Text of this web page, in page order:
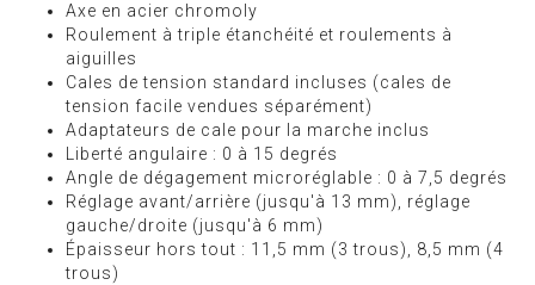
Axe en acier chromoly
Roulement à triple étanchéité et roulements à
aiguilles
Cales de tension standard incluses (cales de
tension facile vendues séparément)
Adaptateurs de cale pour la marche inclus
Liberté angulaire : 0 à 15 degrés
Angle de dégagement microréglable : 0 à 7,5 degrés
Réglage avant/arrière (jusqu'à 13 mm), réglage
gauche/droite (jusqu'à 6 mm)
Épaisseur hors tout : 11,5 mm (3 trous), 8,5 mm (4
trous)